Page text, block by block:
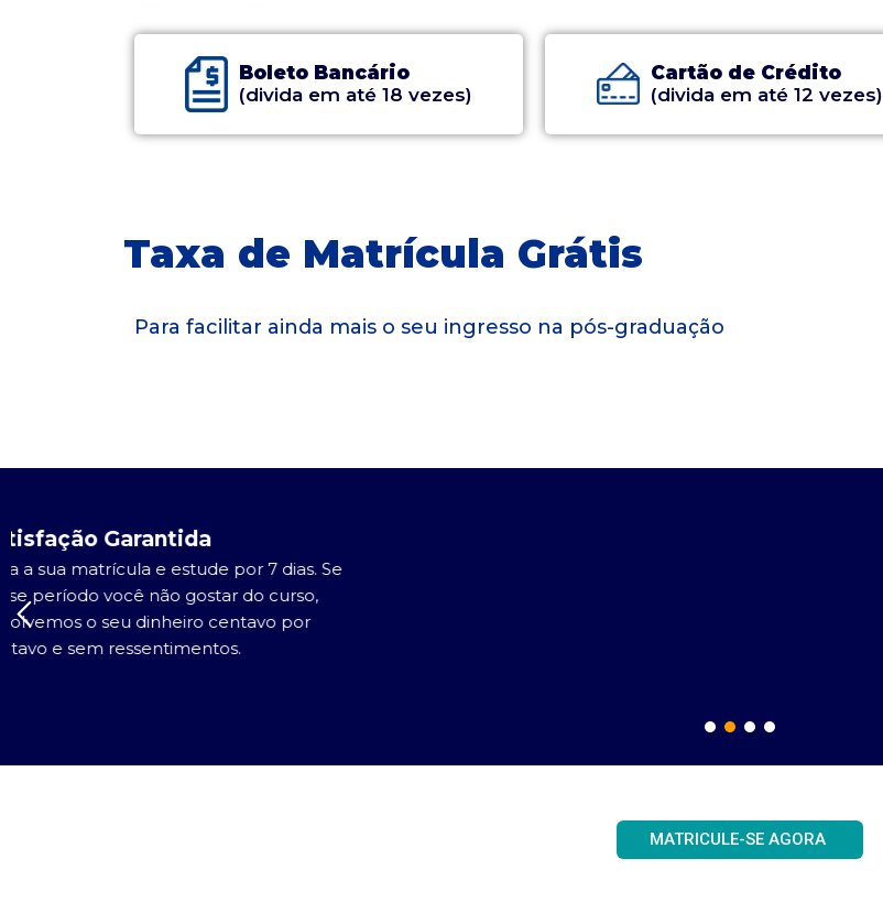
Boleto Bancário
(divida em até 18 vezes)
Cartão de Crédito
(divida em até 12 vezes)
Taxa de Matrícula Grátis
Para facilitar ainda mais o seu ingresso na pós-graduação
MATRICULE-SE AGORA